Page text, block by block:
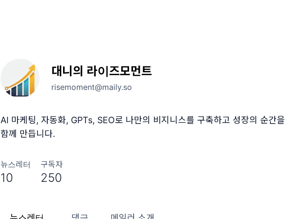
대니의 라이즈모먼트
risemoment@maily.so
AI 마케팅, 자동화, GPTs, SEO로 나만의 비지니스를 구축하고 성장의 순간을
함께 만듭니다.
뉴스레터
10
구독자
250